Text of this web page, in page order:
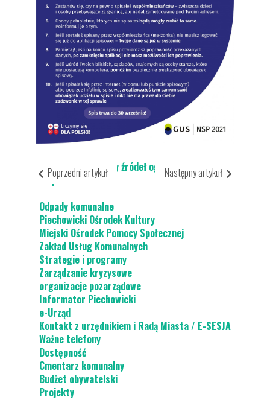
Ochrona środowiska
Dotacja do wymiany źródeł ogrzewania
Ciepłe Mieszkanie
Odpady komunalne
Piechowicki Ośrodek Kultury
Miejski Ośrodek Pomocy Społecznej
Zakład Usług Komunalnych
Strategie i programy
Zarządzanie kryzysowe
organizacje pozarządowe
Informator Piechowicki
e-Urząd
Kontakt z urzędnikiem i Radą Miasta / E-SESJA
Ważne telefony
Dostępność
Cmentarz komunalny
Budżet obywatelski
Projekty
Poprzedni artykuł Następny artykuł